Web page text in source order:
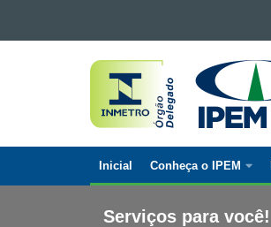
Ir para a navegaçãoINSTITUTO
PESOS
E
MEDIDAS
DO
Navegação
principal
Inicial Conheça o IPEM
Serviços para você!